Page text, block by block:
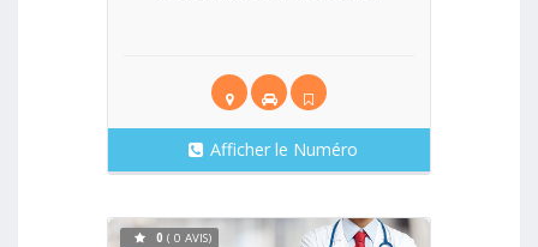
Afficher le Numéro
0 ( 0 AVIS)